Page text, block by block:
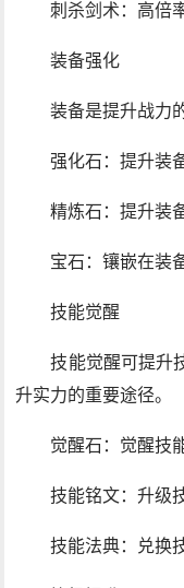
刺杀剑术：高倍
装备强化
装备是提升战力
强化石：提升装
精炼石：提升装
宝石：镶嵌在装
技能觉醒
技能觉醒可提升
升实力的重要途径。
觉醒石：觉醒技
技能铭文：升级
技能法典：兑换